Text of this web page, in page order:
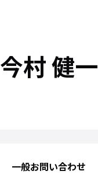
今村 健一
一般お問い合わせ